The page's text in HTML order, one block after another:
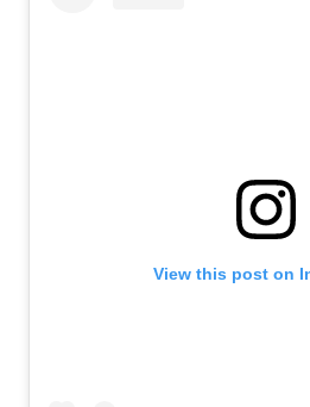
View this post on